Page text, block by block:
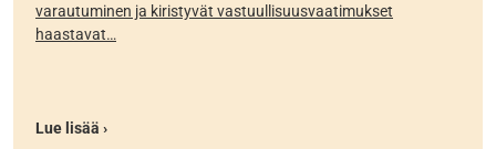
varautuminen ja kiristyvät vastuullisuusvaatimukset
haastavat…
Lue lisää ›